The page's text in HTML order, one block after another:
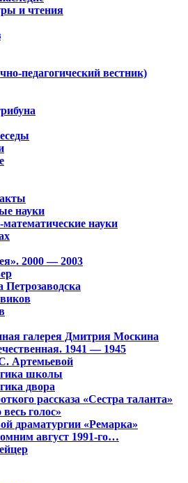
и чтения
педагогический вестник)
науки
математические науки
2000 — 2003
Петрозаводска
галерея Дмитрия Москина
1941 — 1945
Артемьевой
школы
двора
рассказа «Сестра таланта»
голос»
драматургии «Ремарка»
август 1991-го…